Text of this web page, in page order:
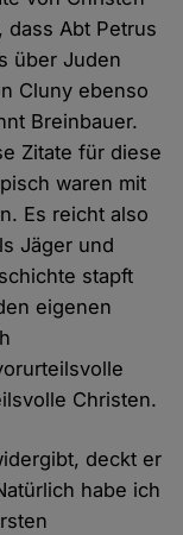
Abt Petrus
über Juden
Cluny ebenso
Breinbauer.
Zitate für diese
waren mit
Es reicht also
Jäger und
stapft
eigenen
Christen.
deckt er
habe ich